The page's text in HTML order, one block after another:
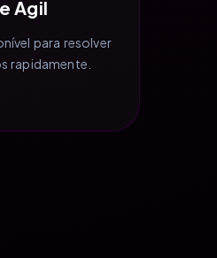
Ágil
para resolver
rapidamente.